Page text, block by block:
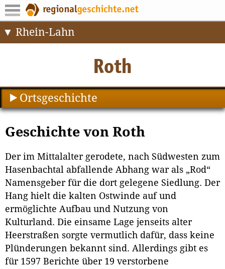
Rhein-Lahn
Ortsgeschichte
Geschichte von Roth
Der im Mittalalter gerodete, nach Südwesten zum
Hasenbachtal abfallende Abhang war als „Rod“
Namensgeber für die dort gelegene Siedlung. Der
Hang hielt die kalten Ostwinde auf und
ermöglichte Aufbau und Nutzung von
Kulturland. Die einsame Lage jenseits alter
Heerstraßen sorgte vermutlich dafür, dass keine
Plünderungen bekannt sind. Allerdings gibt es
für 1597 Berichte über 19 verstorbene